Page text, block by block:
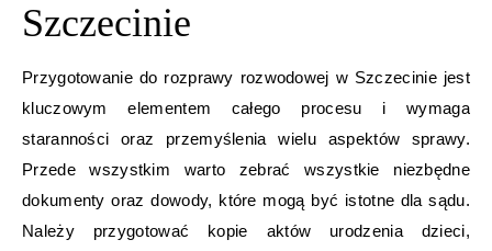
Szczecinie
Przygotowanie do rozprawy rozwodowej w Szczecinie jest
kluczowym elementem całego procesu i wymaga
staranności oraz przemyślenia wielu aspektów sprawy.
Przede wszystkim warto zebrać wszystkie niezbędne
dokumenty oraz dowody, które mogą być istotne dla sądu.
Należy przygotować kopie aktów urodzenia dzieci,